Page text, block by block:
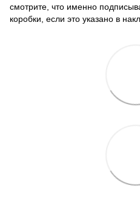
смотрите, что именно
коробки, если это указано в